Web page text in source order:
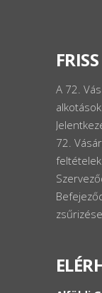
A 72.
alkotások
72.
feltételek
zsűrizése